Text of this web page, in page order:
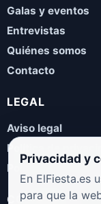
Galas y eventos
Entrevistas
Quiénes somos
Contacto
LEGAL
Aviso legal
Política de
Política de cookies
COLABORA
Privacidad y
En ElFiesta.es
para que la